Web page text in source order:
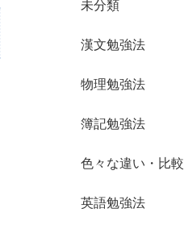
未分類
漢文勉強法
物理勉強法
簿記勉強法
色々な違い・比較
英語勉強法